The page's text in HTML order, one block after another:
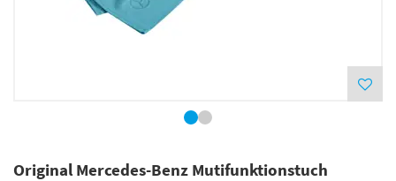
Original Mercedes-Benz Mutifunktionstuch